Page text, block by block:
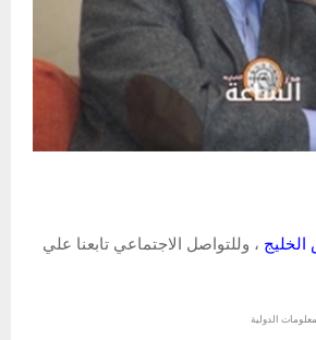
الخليج ، وللتواصل الاجتماعي تابعنا علي
الدولية